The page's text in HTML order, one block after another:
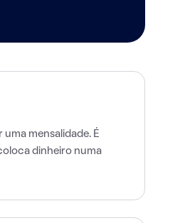
mensalidade. É
dinheiro numa